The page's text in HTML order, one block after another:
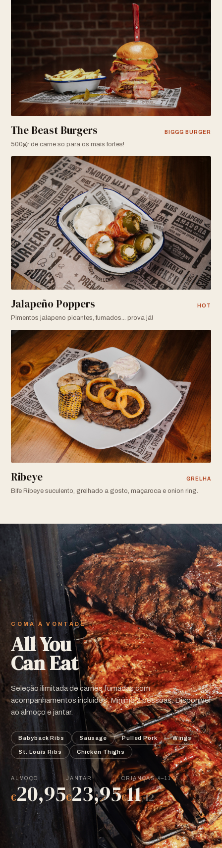
The Beast Burgers BIGGG BURGER
500gr de carne so para os mais fortes!
Jalapeño Poppers HOT
Pimentos jalapeno picantes, fumados... prova já!
Ribeye GRELHA
Bife Ribeye suculento, grelhado a gosto, maçaroca e onion ring.
COMA À VONTADE
All You
Can Eat
Seleção ilimitada de carnes fumadas com
acompanhamentos incluídos. Mínimo 2 pessoas. Disponível
ao almoço e jantar.
Babyback Ribs Sausage Pulled Pork Wings
St. Louis Ribs Chicken Thighs
ALMOÇO
€20,95
JANTAR
€23,95
CRIANÇAS 4–11
€11/12